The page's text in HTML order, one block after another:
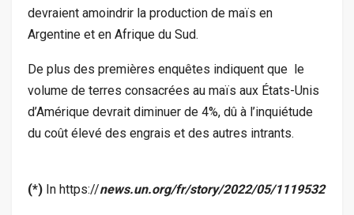
devraient amoindrir la production de maïs en
Argentine et en Afrique du Sud.
De plus des premières enquêtes indiquent que le
volume de terres consacrées au maïs aux États-Unis
d’Amérique devrait diminuer de 4%, dû à l’inquiétude
du coût élevé des engrais et des autres intrants.
(*) In https://news.un.org/fr/story/2022/05/1119532